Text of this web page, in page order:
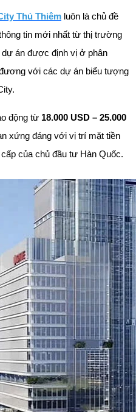
Thủ Thiêm luôn là chủ đề
tin mới nhất từ thị trường
án được định vị ở phân
với các dự án biểu tượng
động từ 18.000 USD – 25.000
xứng đáng với vị trí mặt tiền
của chủ đầu tư Hàn Quốc.